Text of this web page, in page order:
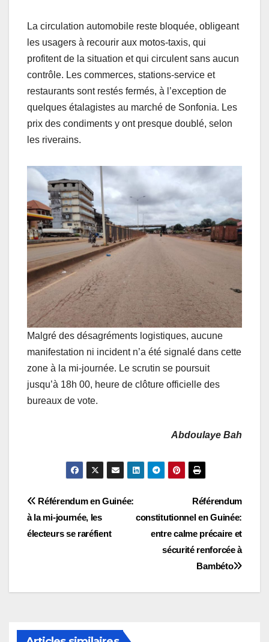
La circulation automobile reste bloquée, obligeant
les usagers à recourir aux motos-taxis, qui
profitent de la situation et qui circulent sans aucun
contrôle. Les commerces, stations-service et
restaurants sont restés fermés, à l’exception de
quelques étalagistes au marché de Sonfonia. Les
prix des condiments y ont presque doublé, selon
les riverains.
Malgré des désagréments logistiques, aucune
manifestation ni incident n’a été signalé dans cette
zone à la mi-journée. Le scrutin se poursuit
jusqu’à 18h 00, heure de clôture officielle des
bureaux de vote.
Abdoulaye Bah
Navigation
de
Référendum
constitutionnel en Guinée:
entre calme précaire et
sécurité renforcée à
Bambéto
Référendum en Guinée:
à la mi-journée, les
électeurs se raréfient